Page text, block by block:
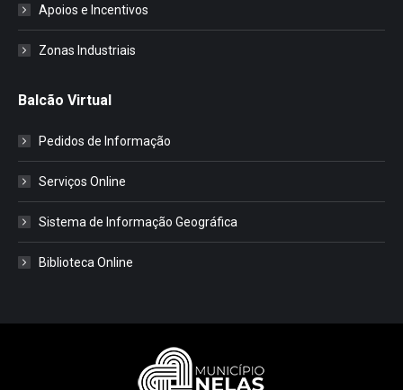
Apoios e Incentivos
Zonas Industriais
Balcão Virtual
Pedidos de Informação
Serviços Online
Sistema de Informação Geográfica
Biblioteca Online